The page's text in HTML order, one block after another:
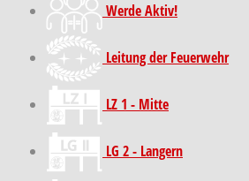
Werde Aktiv!
Leitung der Feuerwehr
LZ 1 - Mitte
LG 2 - Langern